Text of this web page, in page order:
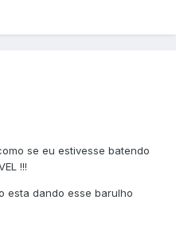
se eu estivesse batendo
!!!
esta dando esse barulho